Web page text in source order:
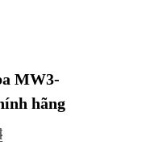
MW3-
hãng